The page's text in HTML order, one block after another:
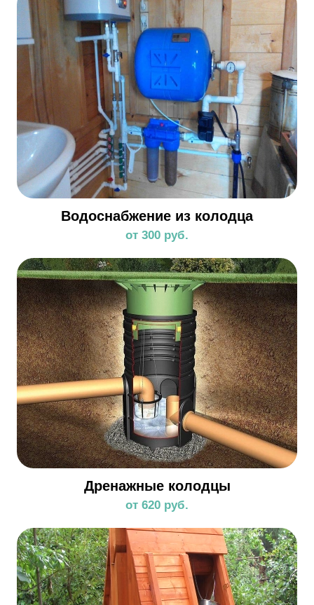
Водоснабжение из колодца
от 300 руб.
Дренажные колодцы
от 620 руб.